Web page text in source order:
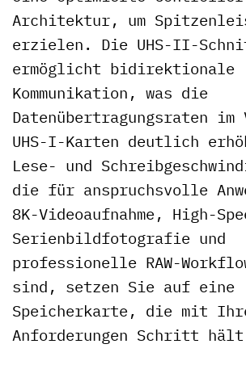
Architektur, um
erzielen. Die UHS-II-
ermöglicht bidirektionale
Kommunikation, was die
Datenübertragungsraten
UHS-I-Karten deutlich
Lese- und
die für anspruchsvolle
8K-Videoaufnahme, High-
Serienbildfotografie und
professionelle RAW-
sind, setzen Sie auf eine
Speicherkarte, die mit
Anforderungen Schritt